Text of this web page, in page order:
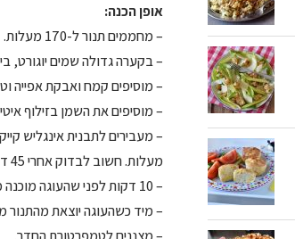
אופן הכנה:
– מחממים תנור ל-170 מעלות.
– בקערה גדולה שמים יוגורט,
– מוסיפים קמח ואבקת אפייה
– מוסיפים את השמן בזילוף
מעלות. חשוב לבדוק אחרי 45 דקות אם העוגה מוכנה או לא, תלוי מאוד באיזה גודל תבנית האינגליש קייק שלכם.
– 10 דקות לפני שהעוגה מוכנה מכינים את הסירופ: מרתיחים בסיר קטן מיץ לימון וסוכר עד שהסוכר נמס לגמרי.
– מיד כשהעוגה יוצאת מהתנור